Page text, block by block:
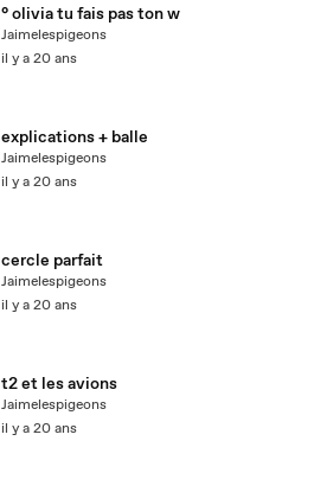
° olivia tu fais pas ton w
Jaimelespigeons
il y a 20 ans
explications + balle
Jaimelespigeons
il y a 20 ans
cercle parfait
Jaimelespigeons
il y a 20 ans
t2 et les avions
Jaimelespigeons
il y a 20 ans